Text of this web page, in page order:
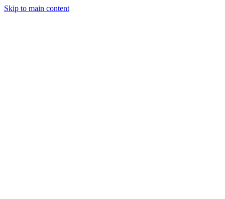
Skip to main content